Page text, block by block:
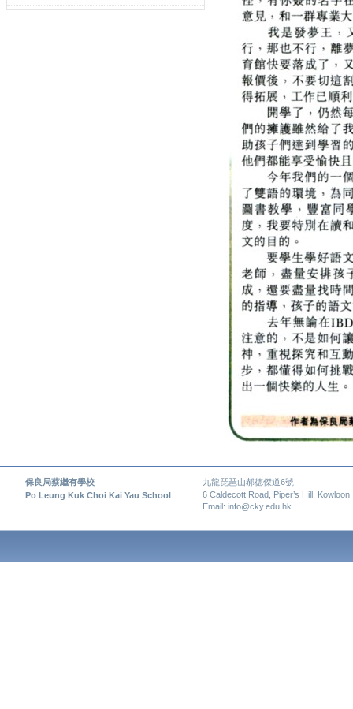
保良局蔡繼有學校
九龍琵琶山郝德傑道6號
Po Leung Kuk Choi Kai Yau School
6 Caldecott Road, Piper’s Hill, Kowloon
Email: info@cky.edu.hk